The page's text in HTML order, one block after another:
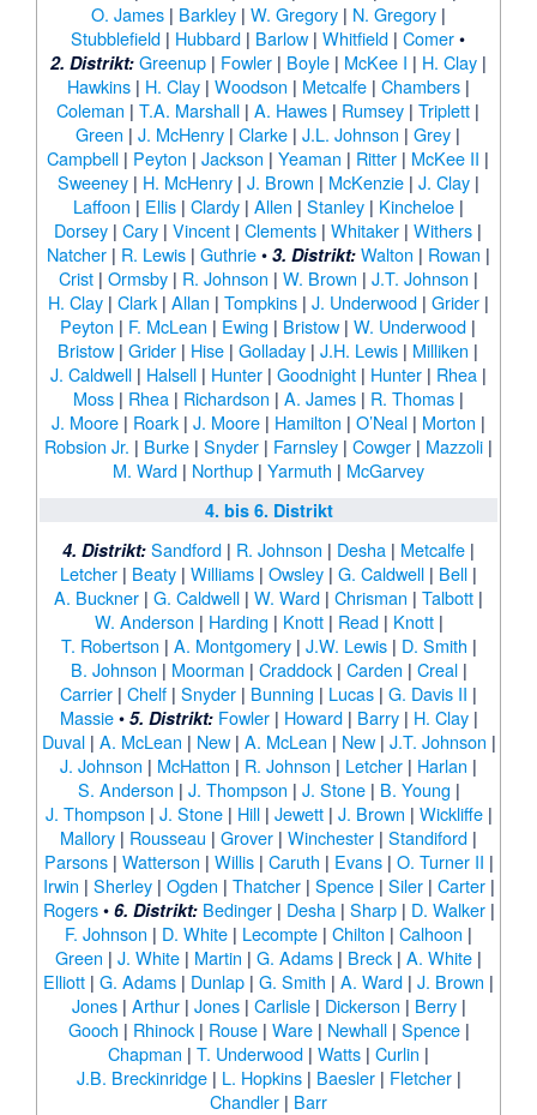
O. James| Barkley| W. Gregory| N. Gregory|
Stubblefield | Hubbard | Barlow |Whitfield |Comer•
2. Distrikt: Greenup| Fowler| Boyle| McKee I | H. Clay|
Hawkins| H. Clay| Woodson | Metcalfe| Chambers|
Coleman |T.A. Marshall |A. Hawes | Rumsey |Triplett |
Green |J. McHenry |Clarke |J.L. Johnson |Grey |
Campbell | Peyton |Jackson |Yeaman | Ritter | McKee II |
Sweeney| H. McHenry| J. Brown | McKenzie| J. Clay|
Laffoon | Ellis| Clardy| Allen | Stanley| Kincheloe|
Dorsey |Cary |Vincent |Clements |Whitaker |Withers |
Natcher| R. Lewis| Guthrie• 3. Distrikt: Walton | Rowan |
Crist| Ormsby| R. Johnson | W. Brown | J.T. Johnson |
H. Clay| Clark| Allan | Tompkins| J. Underwood| Grider|
Peyton | F. McLean | Ewing | Bristow |W. Underwood |
Bristow |Grider | Hise |Golladay |J.H. Lewis | Milliken |
J. Caldwell| Halsell| Hunter| Goodnight| Hunter| Rhea|
Moss| Rhea| Richardson | A. James| R. Thomas|
J. Moore| Roark| J. Moore| Hamilton | O’Neal| Morton |
Robsion Jr. | Burke| Snyder| Farnsley| Cowger| Mazzoli|
M. Ward| Northup| Yarmuth | McGarvey
4. bis 6. Distrikt
4. Distrikt: Sandford | R. Johnson | Desha | Metcalfe |
Letcher | Beaty | Williams | Owsley | G. Caldwell | Bell |
A. Buckner | G. Caldwell | W. Ward | Chrisman | Talbott |
W. Anderson | Harding | Knott| Read| Knott|
T. Robertson | A. Montgomery| J.W. Lewis| D. Smith |
B. Johnson | Moorman | Craddock| Carden | Creal|
Carrier | Chelf | Snyder | Bunning | Lucas | G. Davis II |
Massie• 5. Distrikt: Fowler| Howard| Barry| H. Clay|
Duval| A. McLean | New| A. McLean | New| J.T. Johnson |
J. Johnson | McHatton | R. Johnson | Letcher | Harlan |
S. Anderson | J. Thompson | J. Stone| B. Young |
J. Thompson | J. Stone| Hill| Jewett| J. Brown | Wickliffe|
Mallory | Rousseau | Grover | Winchester | Standiford |
Parsons| Watterson | Willis| Caruth | Evans| O. Turner II |
Irwin | Sherley| Ogden | Thatcher| Spence| Siler| Carter|
Rogers• 6. Distrikt: Bedinger| Desha| Sharp| D. Walker|
F. Johnson | D. White | Lecompte | Chilton | Calhoon |
Green | J. White | Martin | G. Adams | Breck | A. White |
Elliott | G. Adams | Dunlap | G. Smith | A. Ward | J. Brown |
Jones| Arthur| Jones| Carlisle| Dickerson | Berry|
Gooch | Rhinock| Rouse| Ware| Newhall| Spence|
Chapman | T. Underwood | Watts | Curlin |
J.B. Breckinridge| L. Hopkins| Baesler| Fletcher|
Chandler | Barr